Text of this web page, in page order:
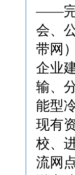
——完
会、
带网
企业
输、
能型
现有
校、
流网